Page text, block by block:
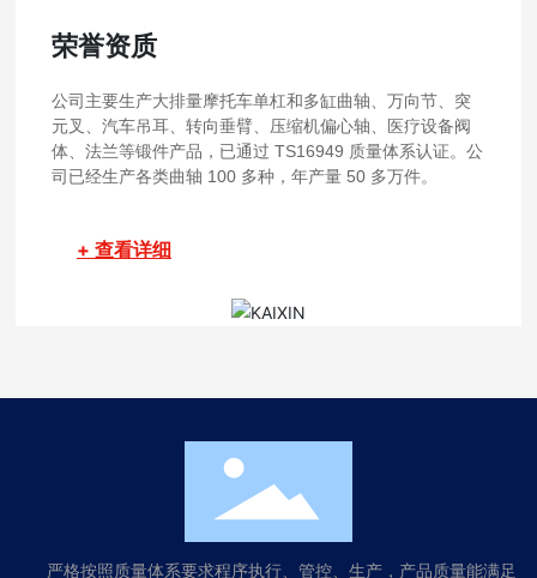
荣誉资质
公司主要生产大排量摩托车单杠和多缸曲轴、万向节、突
元叉、汽车吊耳、转向垂臂、压缩机偏心轴、医疗设备阀
体、法兰等锻件产品，已通过 TS16949 质量体系认证。公
司已经生产各类曲轴 100 多种，年产量 50 多万件。
+ 查看详细
严格按照质量体系要求程序执行、管控、生产，产品质量能满足